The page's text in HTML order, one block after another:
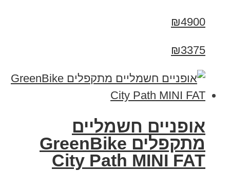
₪4900
₪3375
אופניים חשמליים
‏מתקפלים GreenBike
City Path MINI FAT